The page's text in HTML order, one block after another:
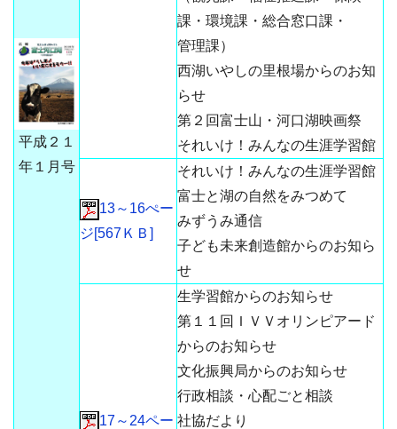
平成２１
年１月号
課・環境課・総合窓口課・
管理課）
西湖いやしの里根場からのお知
らせ
第２回富士山・河口湖映画祭
それいけ！みんなの生涯学習館
13～16ぺー
ジ[567ＫＢ]
それいけ！みんなの生涯学習館
富士と湖の自然をみつめて
みずうみ通信
子ども未来創造館からのお知ら
せ
17～24ペー
生学習館からのお知らせ
第１１回ＩＶＶオリンピアード
からのお知らせ
文化振興局からのお知らせ
行政相談・心配ごと相談
社協だより